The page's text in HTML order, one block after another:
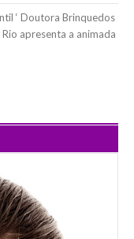
‘ Doutora Brinquedos
apresenta a animada